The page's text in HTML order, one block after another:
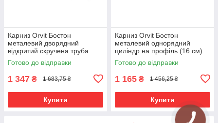
Карниз Orvit Бостон
металевий дворядний
відкритий скручена труба
кільце металеве Сатин 19\19
мм 300 см (00-00023193)
Готово до відправки
1 347 ₴ 1 683,75 ₴
Купити
Карниз Orvit Бостон
металевий однорядний
циліндр на профіль (16 см)
профільна труба Сатин 19
мм 300 см (00-00015083)
Готово до відправки
1 165 ₴ 1 456,25 ₴
Купити